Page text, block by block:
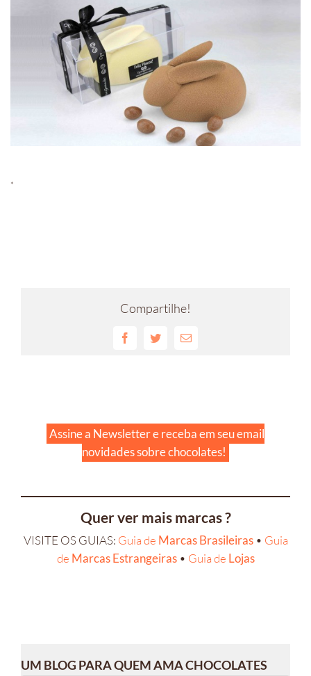
*
Compartilhe!
FacebookTwitterE-
Assine a Newsletter e receba em seu email
novidades sobre chocolates!
Quer ver mais marcas ?
VISITE OS GUIAS: Guia de Marcas Brasileiras• Guia
de Marcas Estrangeiras• Guia de Lojas
UM BLOG PARA QUEM AMA CHOCOLATES